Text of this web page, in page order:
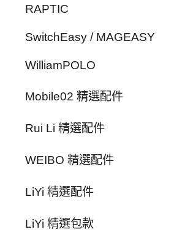
RAPTIC
SwitchEasy / MAGEASY
WilliamPOLO
Mobile02 精選配件
Rui Li 精選配件
WEIBO 精選配件
LiYi 精選配件
LiYi 精選包款